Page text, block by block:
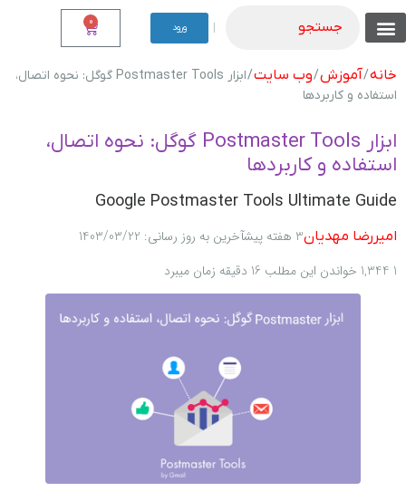
جستجو ورود
0
خانه/آموزش/وب سایت
/ ابزار Postmaster Tools گوگل: نحوه اتصال،
استفاده و کاربردها
ابزار Postmaster Tools گوگل: نحوه اتصال،
استفاده و کاربردها
Google Postmaster Tools Ultimate Guide
امیررضا مهدیان3 هفته پیش
آخرین به روز رسانی: 1403/03/22
1
خواندن این مطلب 16 دقیقه زمان میبرد